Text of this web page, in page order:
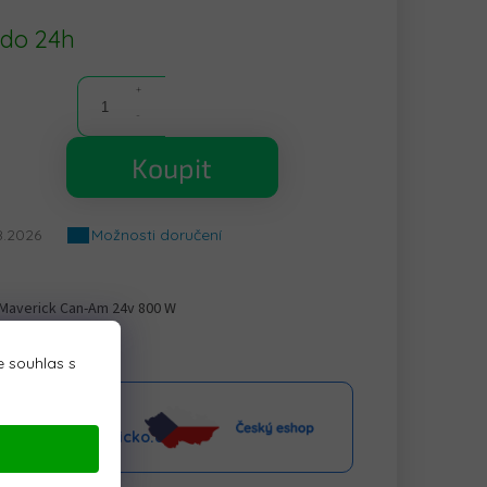
souhlas s
24h
Koupit
Možnosti doručení
Can-Am 24v 800 W